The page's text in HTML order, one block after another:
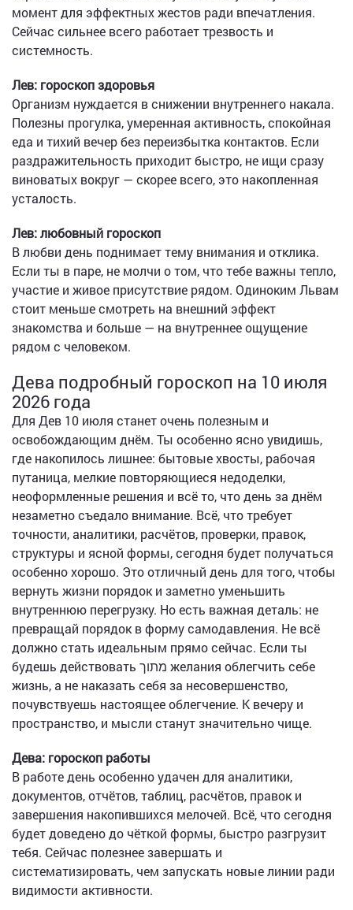
момент для эффектных жестов ради впечатления.
Сейчас сильнее всего работает трезвость и
системность.
Лев: гороскоп здоровья
Организм нуждается в снижении внутреннего накала.
Полезны прогулка, умеренная активность, спокойная
еда и тихий вечер без переизбытка контактов. Если
раздражительность приходит быстро, не ищи сразу
виноватых вокруг — скорее всего, это накопленная
усталость.
Лев: любовный гороскоп
В любви день поднимает тему внимания и отклика.
Если ты в паре, не молчи о том, что тебе важны тепло,
участие и живое присутствие рядом. Одиноким Львам
стоит меньше смотреть на внешний эффект
знакомства и больше — на внутреннее ощущение
рядом с человеком.
Дева подробный гороскоп на 10 июля
2026 года
Для Дев 10 июля станет очень полезным и
освобождающим днём. Ты особенно ясно увидишь,
где накопилось лишнее: бытовые хвосты, рабочая
путаница, мелкие повторяющиеся недоделки,
неоформленные решения и всё то, что день за днём
незаметно съедало внимание. Всё, что требует
точности, аналитики, расчётов, проверки, правок,
структуры и ясной формы, сегодня будет получаться
особенно хорошо. Это отличный день для того, чтобы
вернуть жизни порядок и заметно уменьшить
внутреннюю перегрузку. Но есть важная деталь: не
превращай порядок в форму самодавления. Не всё
должно стать идеальным прямо сейчас. Если ты
будешь действовать מתוך желания облегчить себе
жизнь, а не наказать себя за несовершенство,
почувствуешь настоящее облегчение. К вечеру и
пространство, и мысли станут значительно чище.
Дева: гороскоп работы
В работе день особенно удачен для аналитики,
документов, отчётов, таблиц, расчётов, правок и
завершения накопившихся мелочей. Всё, что сегодня
будет доведено до чёткой формы, быстро разгрузит
тебя. Сейчас полезнее завершать и
систематизировать, чем запускать новые линии ради
видимости активности.